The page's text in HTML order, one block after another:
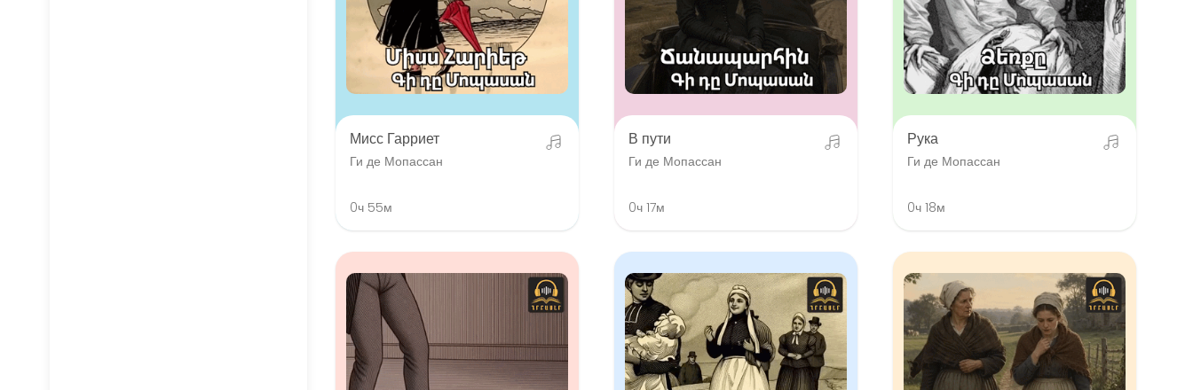
Мисс Гарриет
Ги де Мопассан
0ч 55м
В пути
Ги де Мопассан
0ч 17м
Рука
Ги де Мопассан
0ч 18м